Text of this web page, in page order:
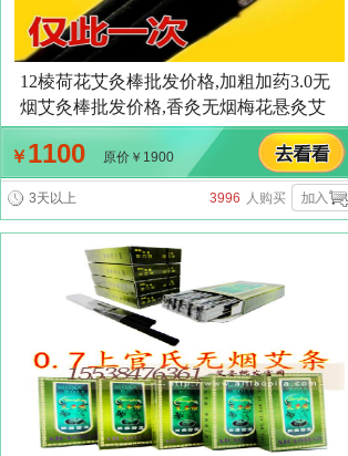
12棱荷花艾灸棒批发价格,加粗加药3.0无
烟艾灸棒批发价格,香灸无烟梅花悬灸艾
条批发
￥1100 原价￥1900
3天以上 3996 人购买